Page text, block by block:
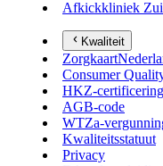
Afkickkliniek
Kwaliteit
Consumer
HKZ-certificering
AGB-code
WTZa-
Kwaliteitsstatuut
Privacy